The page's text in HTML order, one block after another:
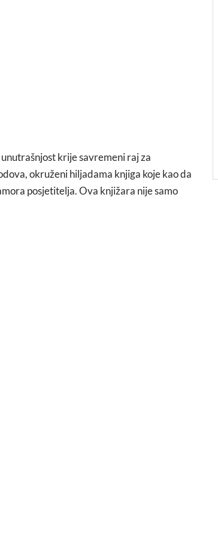
krije savremeni raj za
okruženi hiljadama knjiga koje kao da
posjetitelja. Ova knjižara nije samo